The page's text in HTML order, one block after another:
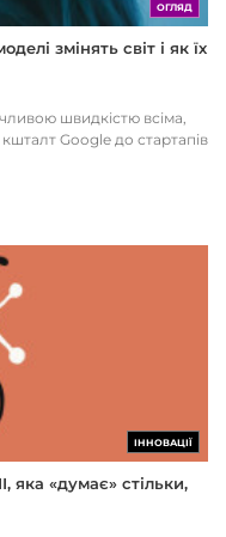
ОГЛЯД
змінять світ і як їх
швидкістю всіма,
Google до стартапів
ІННОВАЦІЇ
«думає» стільки,